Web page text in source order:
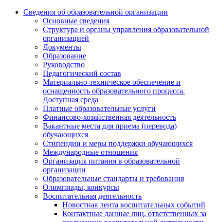
Сведения об образовательной организации
Основные сведения
Структура и органы управления образовательной
организацией
Документы
Образование
Руководство
Педагогический состав
Материально-техническое обеспечение и
оснащенность образовательного процесса.
Доступная среда
Платные образовательные услуги
Финансово-хозяйственная деятельность
Вакантные места для приема (перевода)
обучающихся
Стипендии и меры поддержки обучающихся
Международные отношения
Организация питания в образовательной
организации
Образовательные стандарты и требования
Олимпиады, конкурсы
Воспитательная деятельность
Новостная лента воспитательных событий
Контактные данные лиц, ответственных за